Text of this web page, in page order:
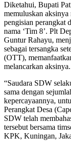
Diketahui, Bupati
memuluskan aksinya
pengisian perangkat
nama ‘Tim 8’. Plt
Guntur Rahayu,
sebagai tersangka
(OTT),
melancarkan aksinya.
“Saudara SDW
sama dengan
kepercayaannya,
Perangkat Desa
SDW telah
tersebut bersama
KPK, Kuningan,